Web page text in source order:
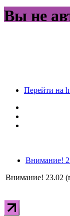
Вы не
Перейти на
Внимание!
Внимание! 23.02